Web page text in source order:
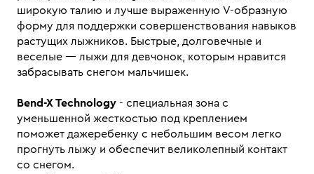
широкую талию и лучше выраженную V-образную
форму для поддержки совершенствования навыков
растущих лыжников. Быстрые, долговечные и
веселые — лыжи для девчонок, которым нравится
забрасывать снегом мальчишек.
Bend-X Technology - специальная зона с
уменьшенной жесткостью под креплением
поможет дажеребенку с небольшим весом легко
прогнуть лыжу и обеспечит великолепный контакт
со снегом.